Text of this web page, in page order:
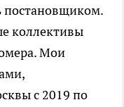
постановщиком.
коллективы
Мои
с 2019 по